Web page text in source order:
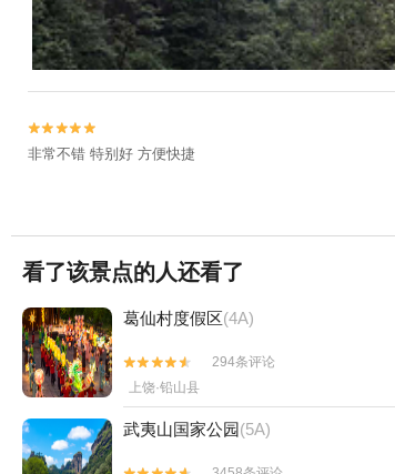


非常不错 特别好 方便快捷
看了该景点的人还看了
葛仙村度假区(4A)


294条评论
上饶·铅山县
武夷山国家公园(5A)